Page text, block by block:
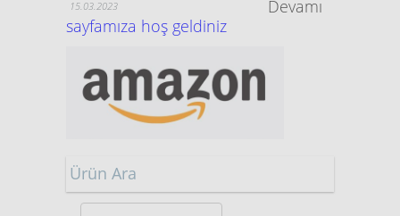
15.03.2023
Devamı
sayfamıza hoş geldiniz
Ürün Ara